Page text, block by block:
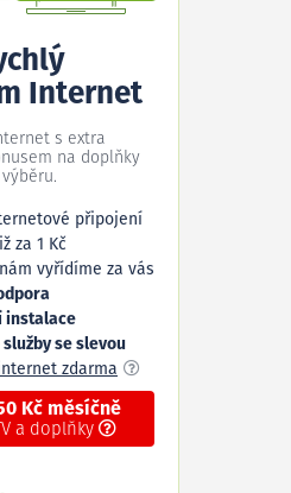
Internet
s extra
na doplňky
připojení
za 1 Kč
vyřídíme za vás
instalace
služby se slevou
zdarma
Kč měsíčně
a doplňky